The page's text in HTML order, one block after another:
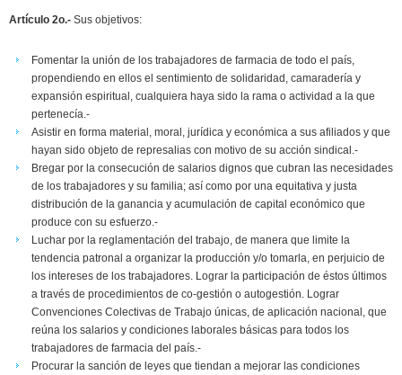
Artículo 2o.- Sus objetivos:
Fomentar la unión de los trabajadores de farmacia de todo el país,
propendiendo en ellos el sentimiento de solidaridad, camaradería y
expansión espiritual, cualquiera haya sido la rama o actividad a la que
pertenecía.-
Asistir en forma material, moral, jurídica y económica a sus afiliados y que
hayan sido objeto de represalias con motivo de su acción sindical.-
Bregar por la consecución de salarios dignos que cubran las necesidades
de los trabajadores y su familia; así como por una equitativa y justa
distribución de la ganancia y acumulación de capital económico que
produce con su esfuerzo.-
Luchar por la reglamentación del trabajo, de manera que limite la
tendencia patronal a organizar la producción y/o tomarla, en perjuicio de
los intereses de los trabajadores. Lograr la participación de éstos últimos
a través de procedimientos de co-gestión o autogestión. Lograr
Convenciones Colectivas de Trabajo únicas, de aplicación nacional, que
reúna los salarios y condiciones laborales básicas para todos los
trabajadores de farmacia del país.-
Procurar la sanción de leyes que tiendan a mejorar las condiciones